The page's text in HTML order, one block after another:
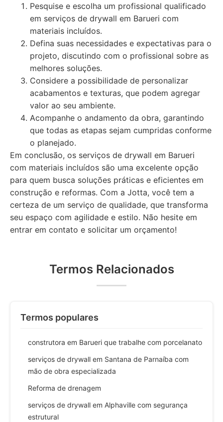
Pesquise e escolha um profissional qualificado
em serviços de drywall em Barueri com
materiais incluídos.
Defina suas necessidades e expectativas para o
projeto, discutindo com o profissional sobre as
melhores soluções.
Considere a possibilidade de personalizar
acabamentos e texturas, que podem agregar
valor ao seu ambiente.
Acompanhe o andamento da obra, garantindo
que todas as etapas sejam cumpridas conforme
o planejado.
Em conclusão, os serviços de drywall em Barueri
com materiais incluídos são uma excelente opção
para quem busca soluções práticas e eficientes em
construção e reformas. Com a Jotta, você tem a
certeza de um serviço de qualidade, que transforma
seu espaço com agilidade e estilo. Não hesite em
entrar em contato e solicitar um orçamento!
Termos Relacionados
Termos populares
construtora em Barueri que trabalhe com porcelanato
serviços de drywall em Santana de Parnaíba com
mão de obra especializada
Reforma de drenagem
serviços de drywall em Alphaville com segurança
estrutural